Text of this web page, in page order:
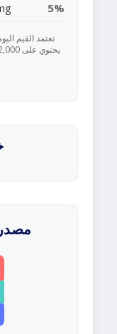
5%